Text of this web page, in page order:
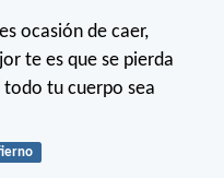
ocasión de caer,
te es que se pierda
tu cuerpo sea